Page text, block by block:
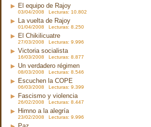
El equipo de Rajoy
03/04/2008 Lecturas: 10.802
La vuelta de Rajoy
01/04/2008 Lecturas: 8.250
El Chikilicuatre
27/03/2008 Lecturas: 9.996
Victoria socialista
16/03/2008 Lecturas: 8.877
Un verdadero régimen
08/03/2008 Lecturas: 8.546
Escuchen la COPE
06/03/2008 Lecturas: 9.399
Fascismo y violencia
26/02/2008 Lecturas: 8.447
Himno a la alegría
23/02/2008 Lecturas: 9.996